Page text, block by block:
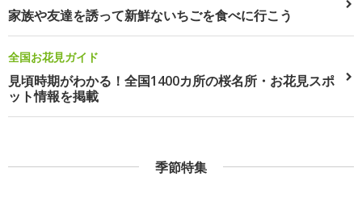
家族や友達を誘って新鮮ないちごを食べに行こう
全国お花見ガイド
見頃時期がわかる！全国1400カ所の桜名所・お花見スポ
ット情報を掲載
季節特集